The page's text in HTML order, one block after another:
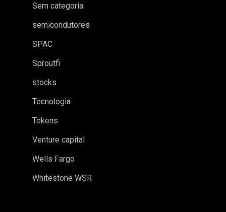
Sem categoria
semicondutores
SPAC
Sproutfi
stocks
Tecnologia
Tokens
Venture capital
Wells Fargo
Whitestone WSR